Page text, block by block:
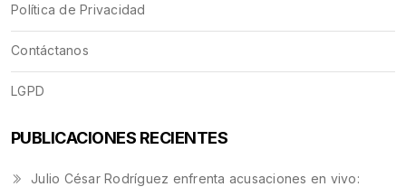
Política de Privacidad
Contáctanos
LGPD
PUBLICACIONES RECIENTES
Julio César Rodríguez enfrenta acusaciones en vivo: